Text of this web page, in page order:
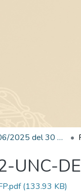
Edición 006/2025 del 30 de junio de 2025
UNC-
(133.93 KB)